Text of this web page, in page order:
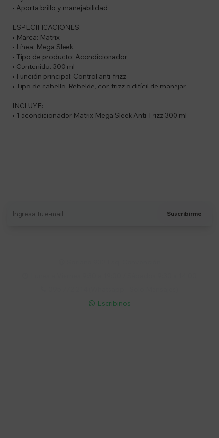
• Aporta brillo y manejabilidad
ESPECIFICACIONES:
• Marca: Matrix
• Línea: Mega Sleek
• Tipo de producto: Acondicionador
• Contenido: 300 ml
• Función principal: Control anti-frizz
• Tipo de cabello: Rebelde, con frizz o difícil de manejar
INCLUYE:
• 1 acondicionador Matrix Mega Sleek Anti-Frizz 300 ml
Suscribirme
 Escribinos